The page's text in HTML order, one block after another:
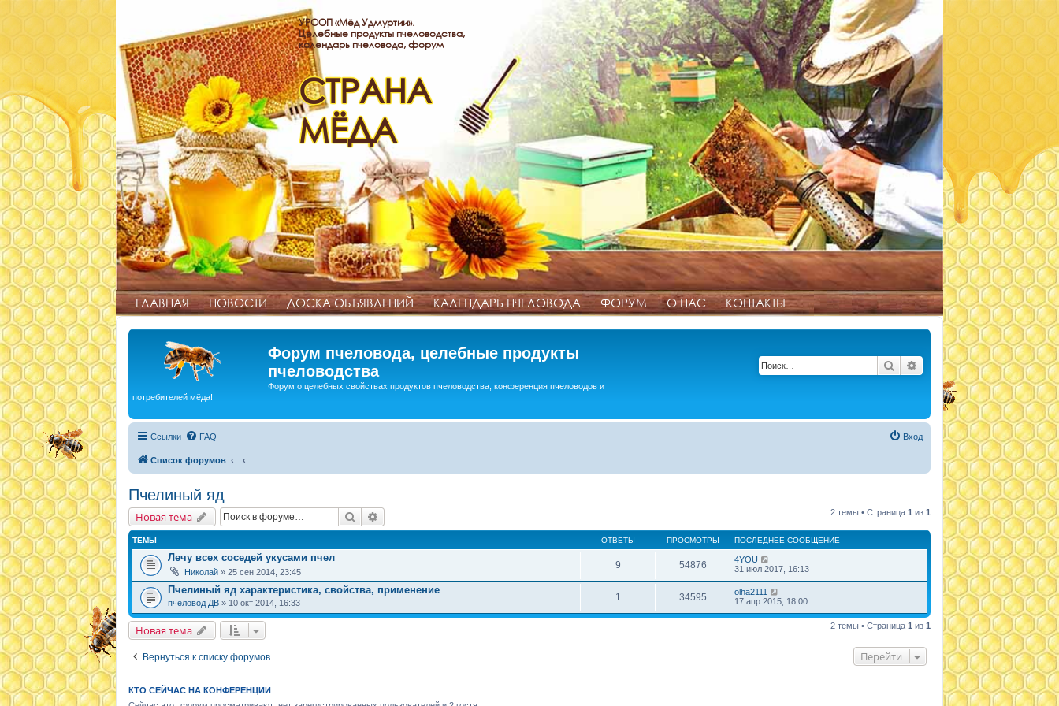
УРООП «Мёд Удмуртии».
Целебные продукты пчеловодства,
календарь пчеловода, форум
СТРАНА
МЁДА
ГЛАВНАЯ НОВОСТИ ДОСКА ОБЪЯВЛЕНИЙ КАЛЕНДАРЬ ПЧЕЛОВОДА ФОРУМ О НАС КОНТАКТЫ
Форум пчеловода, целебные продукты
пчеловодства
Форум о целебных свойствах продуктов пчеловодства, конференция пчеловодов и
потребителей мёда!
Поиск Расширенный поиск
Ссылки FAQ Вход
Список форумов
Пчелиный яд
Новая тема Поиск 2 темы • Страница 1 из 1
ТЕМЫ ОТВЕТЫ ПРОСМОТРЫ ПОСЛЕДНЕЕ СООБЩЕНИЕ
Лечу всех соседей укусами пчел
Николай » 25 сен 2014, 23:45
9 54876
4YOU
31 июл 2017, 16:13
Пчелиный яд характеристика, свойства, применение
пчеловод ДВ » 10 окт 2014, 16:33
1 34595
olha2111
17 апр 2015, 18:00
Новая тема 2 темы • Страница 1 из 1
Вернуться к списку форумов Перейти
КТО СЕЙЧАС НА КОНФЕРЕНЦИИ